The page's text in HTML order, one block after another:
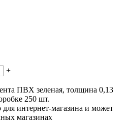
+
ПВХ зеленая, толщина 0,13
250 шт.
для интернет-магазина и может
магазинах